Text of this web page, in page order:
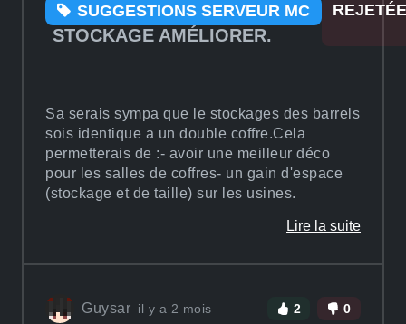
SUGGESTIONS SERVEUR MC
STOCKAGE AMÉLIORER.
Sa serais sympa que le stockages des barrels
sois identique a un double coffre.Cela
permetterais de :- avoir une meilleur déco
pour les salles de coffres- un gain d'espace
(stockage et de taille) sur les usines.
Lire la suite
Guysar il y a 2 mois 2 0